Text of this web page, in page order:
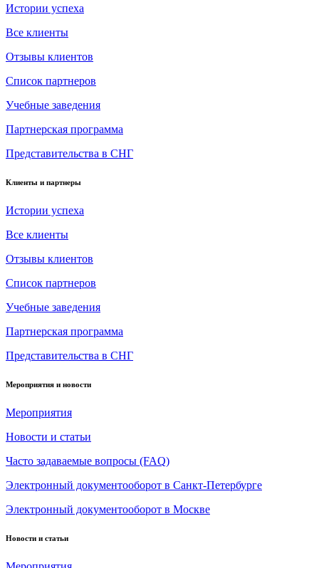
Истории успеха
Все клиенты
Отзывы клиентов
Список партнеров
Учебные заведения
Партнерская программа
Представительства в СНГ
Клиенты и партнеры
Истории успеха
Все клиенты
Отзывы клиентов
Список партнеров
Учебные заведения
Партнерская программа
Представительства в СНГ
Мероприятия и новости
Мероприятия
Новости и статьи
Часто задаваемые вопросы (FAQ)
Электронный документооборот в Санкт-Петербурге
Электронный документооборот в Москве
Новости и статьи